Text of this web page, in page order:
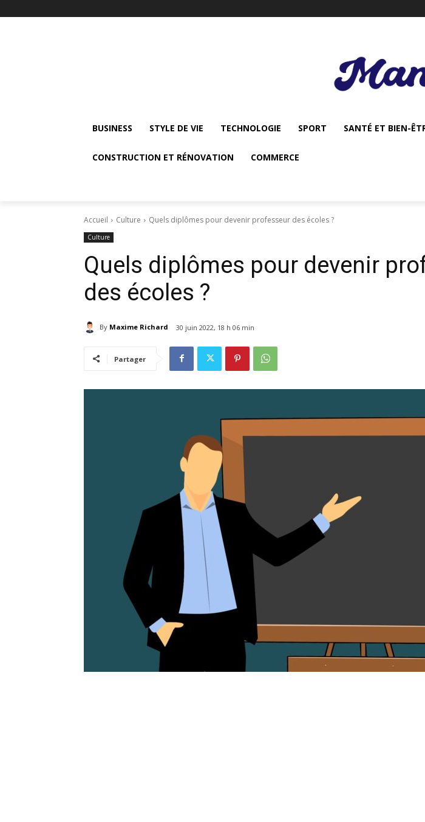
BUSINESS STYLE DE VIE TECHNOLOGIE SPORT SANTÉ ET BIEN-
CONSTRUCTION ET RÉNOVATION COMMERCE
Accueil Culture Quels diplômes pour devenir professeur des écoles ?
Culture
Quels diplômes pour devenir
des écoles ?
By Maxime Richard 30 juin 2022, 18 h 06 min
Partager